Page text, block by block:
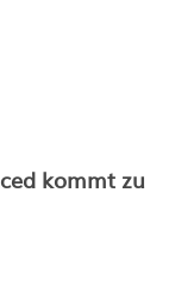
kommt zu